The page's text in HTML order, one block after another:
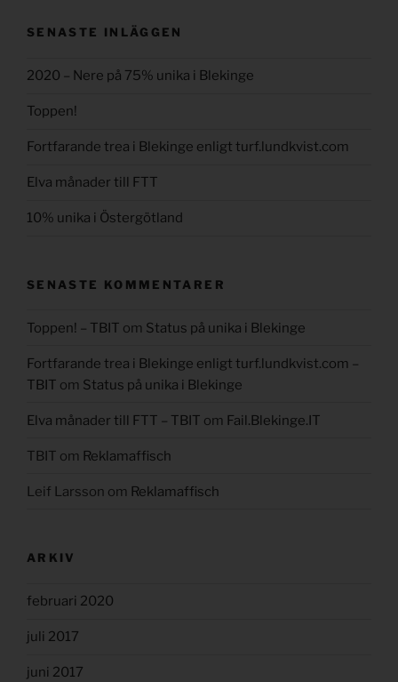
SENASTE INLÄGGEN
2020 – Nere på 75% unika i Blekinge
Toppen!
Fortfarande trea i Blekinge enligt turf.lundkvist.com
Elva månader till FTT
10% unika i Östergötland
SENASTE KOMMENTARER
Toppen! – TBIT om Status på unika i Blekinge
Fortfarande trea i Blekinge enligt turf.lundkvist.com –
TBIT om Status på unika i Blekinge
Elva månader till FTT – TBIT om Fail.Blekinge.IT
TBIT om Reklamaffisch
Leif Larsson om Reklamaffisch
ARKIV
februari 2020
juli 2017
juni 2017